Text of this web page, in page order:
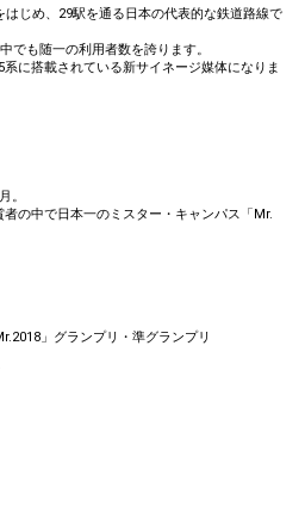
じめ、29駅を通る日本の代表的な鉄道路線で
でも随一の利用者数を誇ります。
系に搭載されている新サイネージ媒体になりま
。
の中で日本一のミスター・キャンパス「Mr.
」グランプリ・準グランプリ